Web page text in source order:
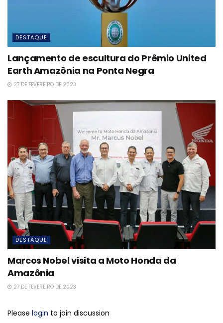
DESTAQUE
Lançamento de escultura do Prêmio United
Earth Amazônia na Ponta Negra
27 DE FEVEREIRO DE 2023
DESTAQUE
Marcos Nobel visita a Moto Honda da
Amazônia
27 DE FEVEREIRO DE 2023
Please login to join discussion